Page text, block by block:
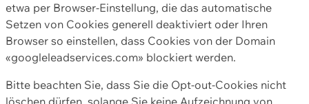
etwa per Browser-Einstellung, die das automatische
Setzen von Cookies generell deaktiviert oder Ihren
Browser so einstellen, dass Cookies von der Domain
«googleleadservices.com» blockiert werden.
Bitte beachten Sie, dass Sie die Opt-out-Cookies nicht